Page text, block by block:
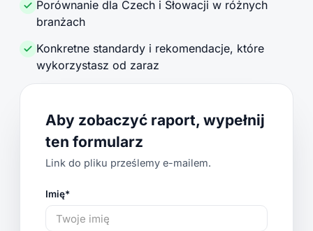
Porównanie dla Czech i Słowacji w różnych
branżach
Konkretne standardy i rekomendacje, które
wykorzystasz od zaraz
Aby zobaczyć raport, wypełnij
ten formularz
Link do pliku prześlemy e-mailem.
Imię*